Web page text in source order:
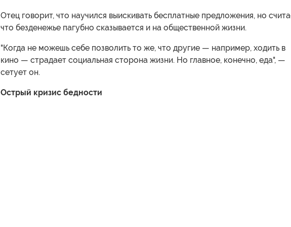
Отец говорит, что научился выискивать бесплатные предложения, но
что безденежье пагубно сказывается и на общественной жизни.
"Когда не можешь себе позволить то же, что другие — например, ходить в
кино — страдает социальная сторона жизни. Но главное, конечно, еда", —
сетует он.
Острый кризис бедности